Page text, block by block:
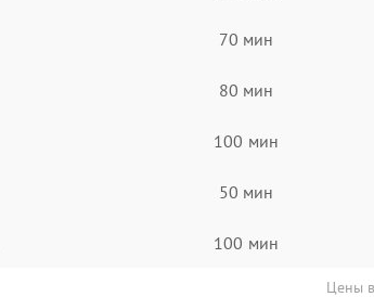
70 мин
80 мин
100 мин
50 мин
100 мин
Цены